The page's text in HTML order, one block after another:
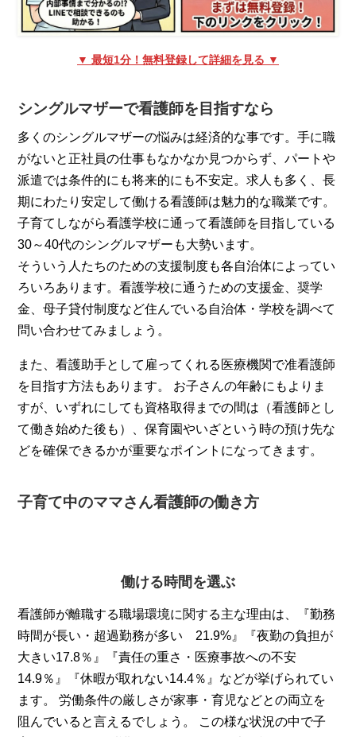
▼ 最短1分！無料登録して詳細を見る ▼
シングルマザーで看護師を目指すなら
多くのシングルマザーの悩みは経済的な事です。手に職
がないと正社員の仕事もなかなか見つからず、パートや
派遣では条件的にも将来的にも不安定。求人も多く、長
期にわたり安定して働ける看護師は魅力的な職業です。
子育てしながら看護学校に通って看護師を目指している
30～40代のシングルマザーも大勢います。
そういう人たちのための支援制度も各自治体によってい
ろいろあります。看護学校に通うための支援金、奨学
金、母子貸付制度など住んでいる自治体・学校を調べて
問い合わせてみましょう。
また、看護助手として雇ってくれる医療機関で准看護師
を目指す方法もあります。 お子さんの年齢にもよりま
すが、いずれにしても資格取得までの間は（看護師とし
て働き始めた後も）、保育園やいざという時の預け先な
どを確保できるかが重要なポイントになってきます。
子育て中のママさん看護師の働き方
働ける時間を選ぶ
看護師が離職する職場環境に関する主な理由は、『勤務
時間が長い・超過勤務が多い 21.9%』『夜勤の負担が
大きい17.8％』『責任の重さ・医療事故への不安
14.9％』『休暇が取れない14.4％』などが挙げられてい
ます。 労働条件の厳しさが家事・育児などとの両立を
阻んでいると言えるでしょう。 この様な状況の中で子